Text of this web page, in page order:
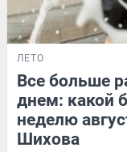
ЛЕТО
Все больше
днем: какой
неделю
Шихова